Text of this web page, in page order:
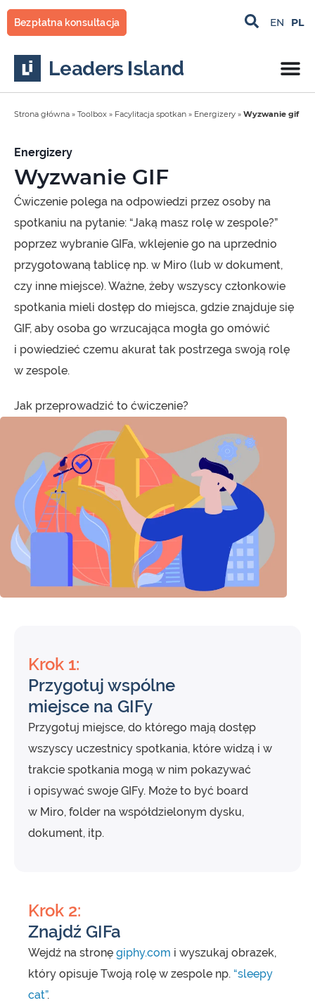
Przejdź
do
treści
Bezpłatna konsultacja EN PL
Strona główna » Toolbox » Facylitacja spotkan » Energizery » Wyzwanie gif
Energizery
Wyzwanie GIF
Ćwiczenie polega na odpowiedzi przez osoby na
spotkaniu na pytanie: “Jaką masz rolę w zespole?”
poprzez wybranie GIFa, wklejenie go na uprzednio
przygotowaną tablicę np. w Miro (lub w dokument,
czy inne miejsce). Ważne, żeby wszyscy członkowie
spotkania mieli dostęp do miejsca, gdzie znajduje się
GIF, aby osoba go wrzucająca mogła go omówić
i powiedzieć czemu akurat tak postrzega swoją rolę
w zespole.
Jak przeprowadzić to ćwiczenie?
Krok 1:
Przygotuj wspólne
miejsce na GIFy
Przygotuj miejsce, do którego mają dostęp
wszyscy uczestnicy spotkania, które widzą i w
trakcie spotkania mogą w nim pokazywać
i opisywać swoje GIFy. Może to być board
w Miro, folder na współdzielonym dysku,
dokument, itp.
Krok 2:
Znajdź GIFa
Wejdź na stronę giphy.com i wyszukaj obrazek,
który opisuje Twoją rolę w zespole np. “sleepy
cat”.